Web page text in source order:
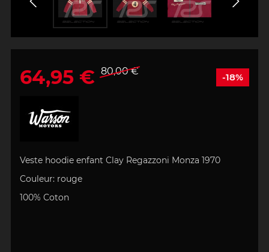
64,95 € 80,00 € -18%
Veste hoodie enfant Clay Regazzoni Monza 1970
Couleur: rouge
100% Coton